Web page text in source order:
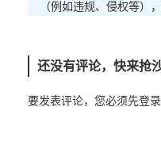
（例如违规、侵权等）
还没有评论，快来抢
要发表评论，您必须先登录